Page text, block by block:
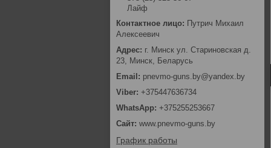
Лайф
Путрич Михаил
Алексеевич
г. Минск ул. Стариновская д.
23, Минск, Беларусь
pnevmo-guns.by@yandex.by
+375447636734
+375255253667
www.pnevmo-guns.by
График работы